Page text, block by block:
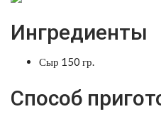
Ингредиенты
Сыр 150 гр.
Способ